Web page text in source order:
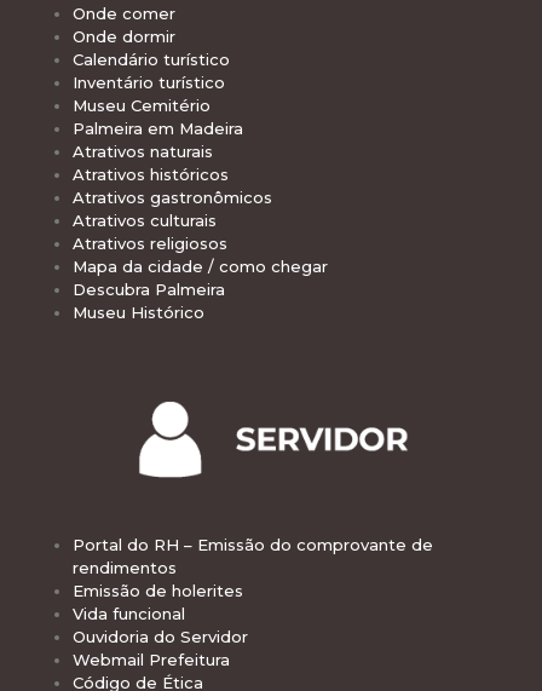
Onde comer
Onde dormir
Calendário turístico
Inventário turístico
Museu Cemitério
Palmeira em Madeira
Atrativos naturais
Atrativos históricos
Atrativos gastronômicos
Atrativos culturais
Atrativos religiosos
Mapa da cidade / como chegar
Descubra Palmeira
Museu Histórico
Portal do RH – Emissão do comprovante de
rendimentos
Emissão de holerites
Vida funcional
Ouvidoria do Servidor
Webmail Prefeitura
Código de Ética